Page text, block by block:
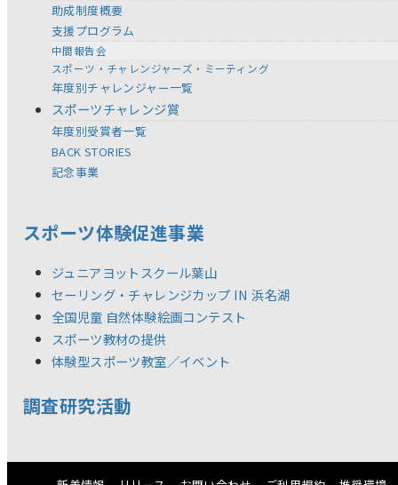
助成制度概要
支援プログラム
中間報告会
スポーツ・チャレンジャーズ・ミーティング
年度別チャレンジャー一覧
スポーツチャレンジ賞
年度別受賞者一覧
BACK STORIES
記念事業
スポーツ体験促進事業
ジュニアヨットスクール葉山
セーリング・チャレンジカップ IN 浜名湖
全国児童 自然体験絵画コンテスト
スポーツ教材の提供
体験型スポーツ教室／イベント
調査研究活動